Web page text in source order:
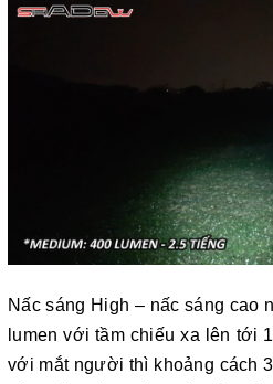
Nấc sáng High – nấc sáng cao
lumen với tầm chiếu xa lên tới
với mắt người thì khoảng cách